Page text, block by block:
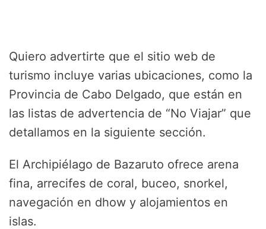
Quiero advertirte que el sitio web de
turismo incluye varias ubicaciones, como la
Provincia de Cabo Delgado, que están en
las listas de advertencia de “No Viajar” que
detallamos en la siguiente sección.
El Archipiélago de Bazaruto ofrece arena
fina, arrecifes de coral, buceo, snorkel,
navegación en dhow y alojamientos en
islas.